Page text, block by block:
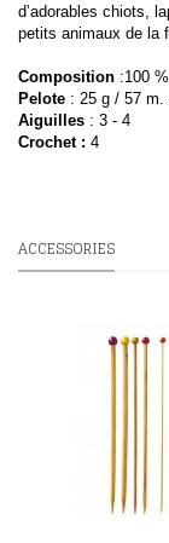
d’adorables chiots,
petits animaux de la
Composition :100
Pelote : 25 g / 57 m.
Aiguilles : 3 - 4
Crochet : 4
ACCESSORIES